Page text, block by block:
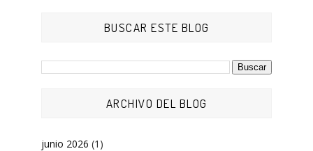
BUSCAR ESTE BLOG
ARCHIVO DEL BLOG
junio 2026 (1)